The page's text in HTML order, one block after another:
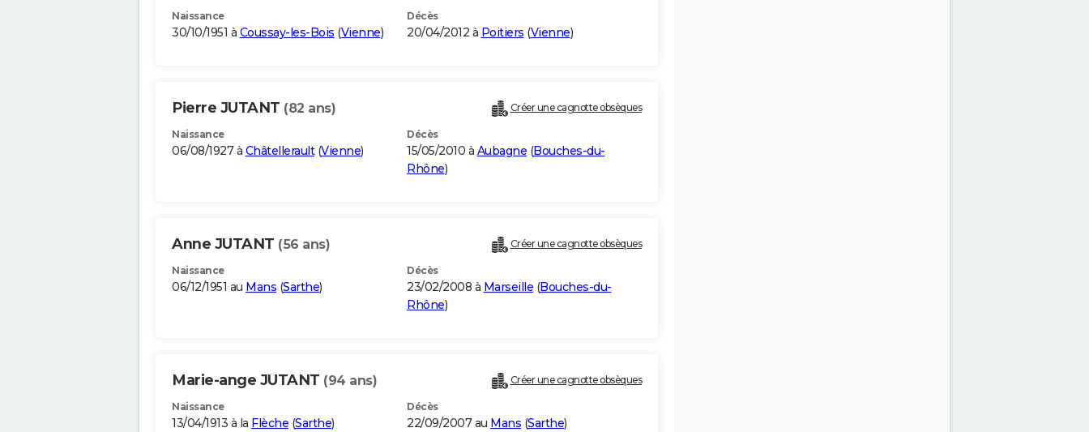
Naissance
30/10/1951 à Coussay-les-Bois (Vienne)
Décès
20/04/2012 à Poitiers (Vienne)
Pierre JUTANT (82 ans) Créer une cagnotte obsèques
Naissance
06/08/1927 à Châtellerault(Vienne)
Décès
15/05/2010 à Aubagne (Bouches-du-
Rhône)
Anne JUTANT (56 ans) Créer une cagnotte obsèques
Naissance
06/12/1951 au Mans (Sarthe)
Décès
23/02/2008 à Marseille (Bouches-du-
Rhône)
Marie-ange JUTANT (94 ans) Créer une cagnotte obsèques
Naissance
13/04/1913 à la Flèche (Sarthe)
Décès
22/09/2007 au Mans (Sarthe)